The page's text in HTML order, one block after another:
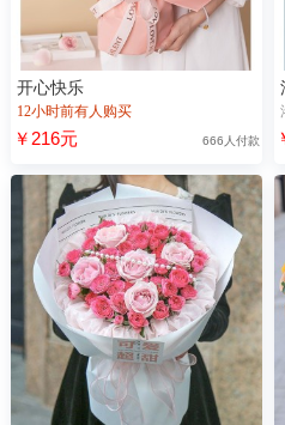
开心快乐
12小时前有人购买
￥216元 666人付款